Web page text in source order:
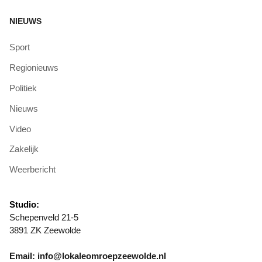
NIEUWS
Sport
Regionieuws
Politiek
Nieuws
Video
Zakelijk
Weerbericht
Studio:
Schepenveld 21-5
3891 ZK Zeewolde
Email: info@lokaleomroepzeewolde.nl